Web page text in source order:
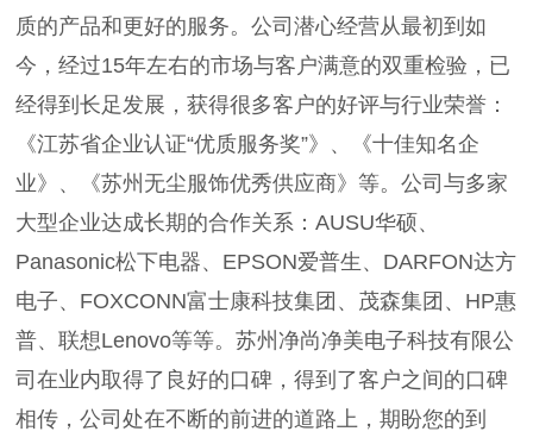
质的产品和更好的服务。公司潜心经营从最初到如
今，经过15年左右的市场与客户满意的双重检验，已
经得到长足发展，获得很多客户的好评与行业荣誉：
《江苏省企业认证“优质服务奖”》、《十佳知名企
业》、《苏州无尘服饰优秀供应商》等。公司与多家
大型企业达成长期的合作关系：AUSU华硕、
Panasonic松下电器、EPSON爱普生、DARFON达方
电子、FOXCONN富士康科技集团、茂森集团、HP惠
普、联想Lenovo等等。苏州净尚净美电子科技有限公
司在业内取得了良好的口碑，得到了客户之间的口碑
相传，公司处在不断的前进的道路上，期盼您的到